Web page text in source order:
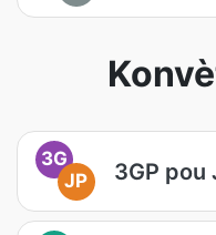
3G
JP
3GP pou